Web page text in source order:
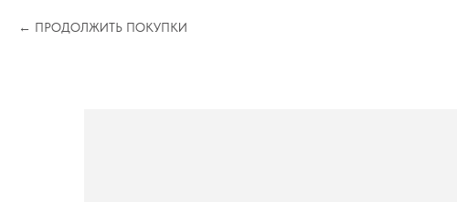
ПРОДОЛЖИТЬ ПОКУПКИ